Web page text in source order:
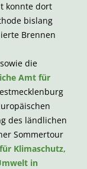
konnte dort
bislang
Brennen
die
Amt für
des ländlichen
Sommertour
Klimaschutz,
in